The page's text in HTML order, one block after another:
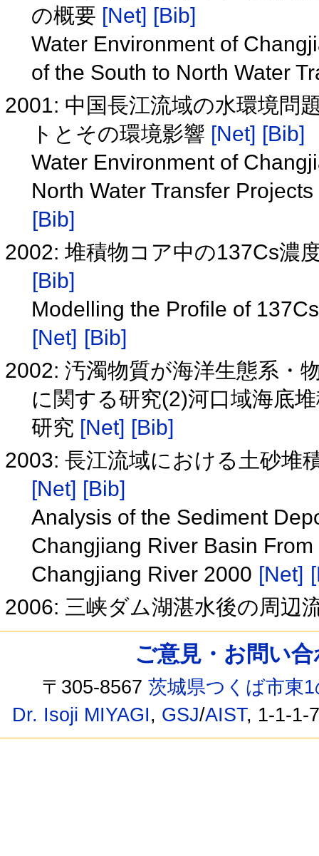
の概要 [Net] [Bib]
Water Environment of
of the South to North Water
2001: 中国長江流域の水環境問
トとその環境影響 [Net] [Bib]
Water Environment of
North Water Transfer
[Bib]
2002: 堆積物コア中の137Cs濃
[Bib]
Modelling the Profile of
[Net] [Bib]
2002: 汚濁物質が海洋生態系・
に関する研究(2)河口域海底
研究 [Net] [Bib]
2003: 長江流域における土砂堆
[Net] [Bib]
Analysis of the Sediment
Changjiang River Basin
Changjiang River 2000 [Net]
2006: 三峡ダム湖湛水後の周辺
ご意見・お問い
〒305-8567茨城県つくば市東
Dr. Isoji MIYAGI, GSJ/AIST, 1-1-1-